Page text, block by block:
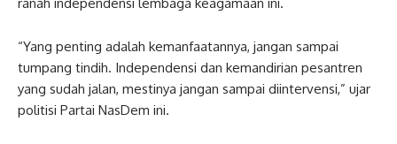
“Yang penting adalah kemanfaatannya, jangan sampai
tumpang tindih. Independensi dan kemandirian pesantren
yang sudah jalan, mestinya jangan sampai diintervensi,” ujar
politisi Partai NasDem ini.